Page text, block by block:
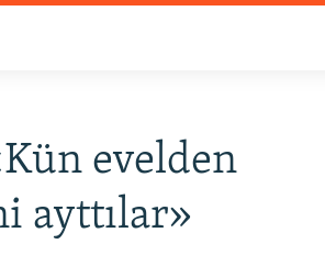
evelden
ayttılar»